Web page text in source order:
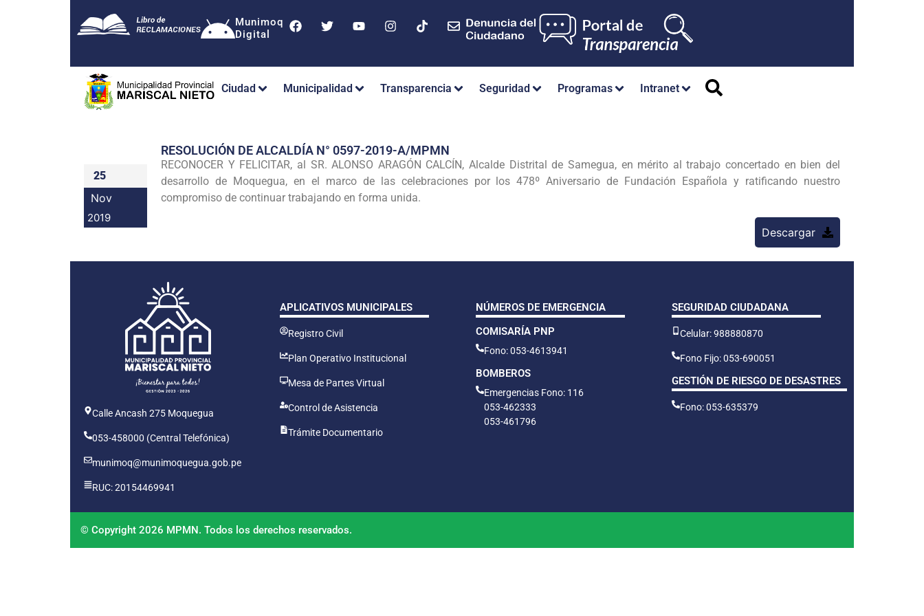
Munimoq
Digital
Ciudad Municipalidad Transparencia Seguridad Programas Intranet
25
Nov
2019
RESOLUCIÓN DE ALCALDÍA N° 0597-2019-A/MPMN
RECONOCER Y FELICITAR, al SR. ALONSO ARAGÓN CALCÍN, Alcalde Distrital de Samegua, en mérito al trabajo concertado en bien del
desarrollo de Moquegua, en el marco de las celebraciones por los 478º Aniversario de Fundación Española y ratificando nuestro
compromiso de continuar trabajando en forma unida.
Descargar
Calle Ancash 275 Moquegua
053-458000 (Central Telefónica)
munimoq@munimoquegua.gob.pe
RUC: 20154469941
APLICATIVOS MUNICIPALES
Registro Civil
Plan Operativo Institucional
Mesa de Partes Virtual
Control de Asistencia
Trámite Documentario
NÚMEROS DE EMERGENCIA
COMISARÍA PNP
Fono: 053-4613941
BOMBEROS
Emergencias Fono: 116
053-462333
053-461796
SEGURIDAD CIUDADANA
Celular: 988880870
Fono Fijo: 053-690051
GESTIÓN DE RIESGO DE DESASTRES
Fono: 053-635379
© Copyright 2026 MPMN. Todos los derechos reservados.